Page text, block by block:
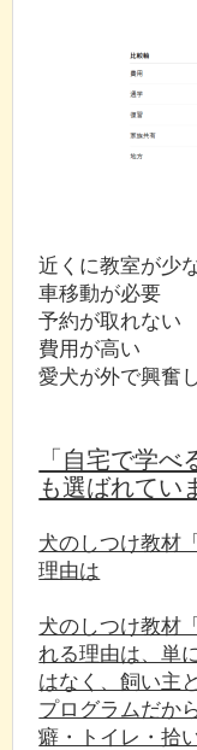
近くに教室が少
車移動が必要
予約が取れない
費用が高い
愛犬が外で興奮
「自宅で学
も選ばれてい
犬のしつけ教材
理由は
犬のしつけ教材
れる理由は、単
はなく、飼い主
プログラムだか
癖・トイレ・拾